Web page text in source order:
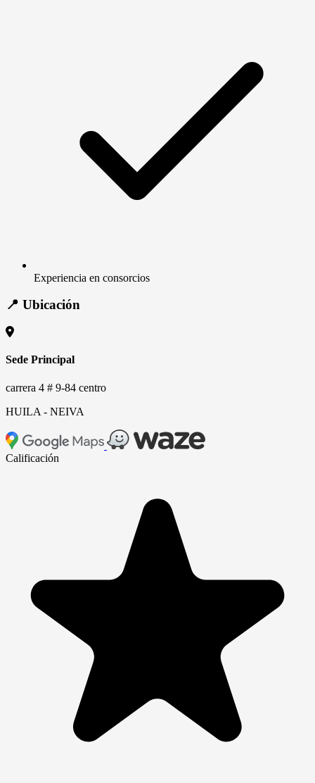
Experiencia en consorcios
📍 Ubicación
Sede Principal
carrera 4 # 9-84 centro
HUILA - NEIVA
SURTIDOR DELA BELLEZA - carrera 4 # 9-84
centro
+
Calificación